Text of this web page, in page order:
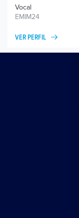
Vocal
EMIM24
VER PERFIL